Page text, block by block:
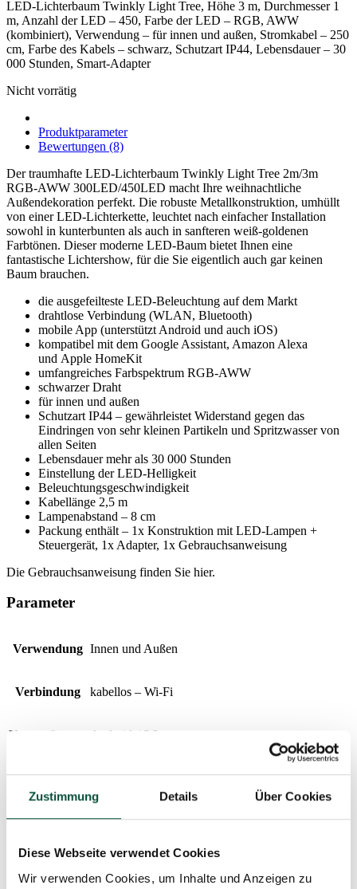
Zustimmung Details Über Cookies
Diese Webseite verwendet Cookies
Wir verwenden Cookies, um Inhalte und Anzeigen zu
LED-Lichterbaum Twinkly Light Tree, Höhe 3 m, Durchmesser 1
m, Anzahl der LED – 450, Farbe der LED – RGB, AWW
(kombiniert), Verwendung – für innen und außen, Stromkabel – 250
cm, Farbe des Kabels – schwarz, Schutzart IP44, Lebensdauer – 30
000 Stunden, Smart-Adapter
Nicht vorrätig
Produktparameter
Bewertungen (8)
Der traumhafte LED-Lichterbaum Twinkly Light Tree 2m/3m
RGB-AWW 300LED/450LED macht Ihre weihnachtliche
Außendekoration perfekt. Die robuste Metallkonstruktion, umhüllt
von einer LED-Lichterkette, leuchtet nach einfacher Installation
sowohl in kunterbunten als auch in sanfteren weiß-goldenen
Farbtönen. Dieser moderne LED-Baum bietet Ihnen eine
fantastische Lichtershow, für die Sie eigentlich auch gar keinen
Baum brauchen.
die ausgefeilteste LED-Beleuchtung auf dem Markt
drahtlose Verbindung (WLAN, Bluetooth)
mobile App (unterstützt Android und auch iOS)
kompatibel mit dem Google Assistant, Amazon Alexa
und Apple HomeKit
umfangreiches Farbspektrum RGB-AWW
schwarzer Draht
für innen und außen
Schutzart IP44 – gewährleistet Widerstand gegen das
Eindringen von sehr kleinen Partikeln und Spritzwasser von
allen Seiten
Lebensdauer mehr als 30 000 Stunden
Einstellung der LED-Helligkeit
Beleuchtungsgeschwindigkeit
Kabellänge 2,5 m
Lampenabstand – 8 cm
Packung enthält – 1x Konstruktion mit LED-Lampen +
Steuergerät, 1x Adapter, 1x Gebrauchsanweisung
Die Gebrauchsanweisung finden Sie hier.
Parameter
Verwendung Innen und Außen
Verbindung kabellos – Wi-Fi
Unterstützung Android, iOS
Google Assistant, Alexa Amazon, Apple HomeKit,
kompatibel mit allen Twinkly-Geräten
Schutz
das Eindringen von kleinsten Partikeln und